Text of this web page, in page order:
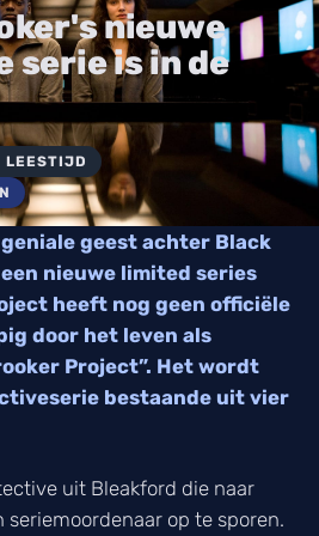
nieuwe
serie is in de
LEESTIJD
geest achter Black
nieuwe limited series
heeft nog geen officiële
door het leven als
Project”. Het wordt
bestaande uit vier
uit Bleakford die naar
seriemoordenaar op te sporen.